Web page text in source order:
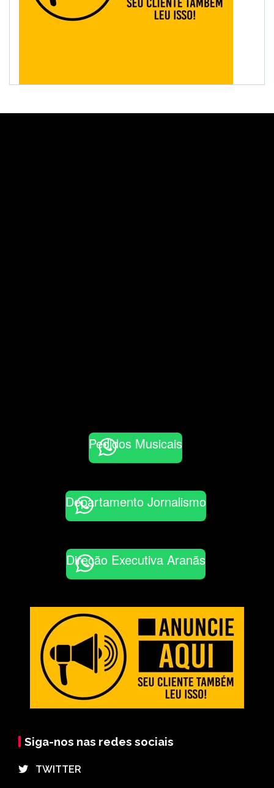
Pedidos Musicais
Departamento Jornalismo
Direção Executiva Aranãs
Siga-nos nas redes sociais
⠀TWITTER